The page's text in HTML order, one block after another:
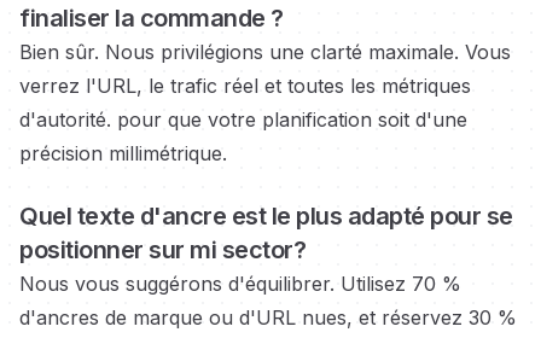
finaliser la commande ?
Bien sûr. Nous privilégions une clarté maximale. Vous
verrez l'URL, le trafic réel et toutes les métriques
d'autorité. pour que votre planification soit d'une
précision millimétrique.
Quel texte d'ancre est le plus adapté pour se
positionner sur mi sector?
Nous vous suggérons d'équilibrer. Utilisez 70 %
d'ancres de marque ou d'URL nues, et réservez 30 %